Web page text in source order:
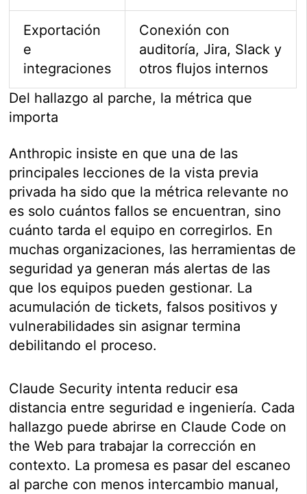
Exportación
e
integraciones
Conexión con
auditoría, Jira, Slack y
otros flujos internos
Del hallazgo al parche, la métrica que
importa
Anthropic insiste en que una de las
principales lecciones de la vista previa
privada ha sido que la métrica relevante no
es solo cuántos fallos se encuentran, sino
cuánto tarda el equipo en corregirlos. En
muchas organizaciones, las herramientas de
seguridad ya generan más alertas de las
que los equipos pueden gestionar. La
acumulación de tickets, falsos positivos y
vulnerabilidades sin asignar termina
debilitando el proceso.
Claude Security intenta reducir esa
distancia entre seguridad e ingeniería. Cada
hallazgo puede abrirse en Claude Code on
the Web para trabajar la corrección en
contexto. La promesa es pasar del escaneo
al parche con menos intercambio manual,